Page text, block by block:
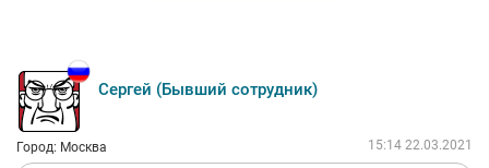
Сергей (Бывший сотрудник)
Город: Москва 15:14 22.03.2021